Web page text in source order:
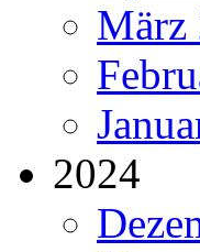
März
2024